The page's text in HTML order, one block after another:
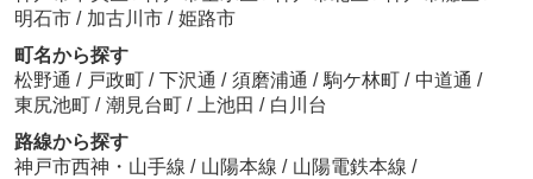
明石市 / 加古川市 / 姫路市
町名から探す
松野通 / 戸政町 / 下沢通 / 須磨浦通 / 駒ケ林町 / 中道通 /
東尻池町 / 潮見台町 / 上池田 / 白川台
路線から探す
神戸市西神・山手線 / 山陽本線 / 山陽電鉄本線 /